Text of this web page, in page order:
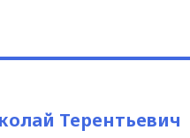
Терентьевич